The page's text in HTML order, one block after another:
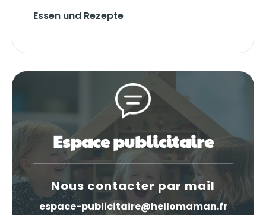
Essen und Rezepte
Espace publicitaire
Nous contacter par mail
espace-publicitaire@hellomaman.fr